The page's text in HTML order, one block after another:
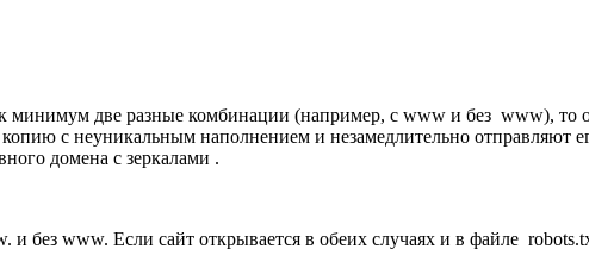
две разные комбинации (например, с www и без www), то
с неуникальным наполнением и незамедлительно отправляют
домена с зеркалами .
без www. Если сайт открывается в обеих случаях и в файле